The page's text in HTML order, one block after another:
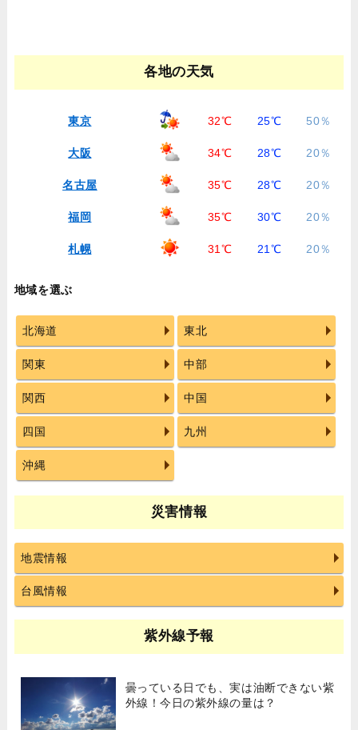
各地の天気
東京 32℃ 25℃ 50％
大阪 34℃ 28℃ 20％
名古屋 35℃ 28℃ 20％
福岡 35℃ 30℃ 20％
札幌 31℃ 21℃ 20％
地域を選ぶ
北海道 東北
関東 中部
関西 中国
四国 九州
沖縄
災害情報
地震情報
台風情報
紫外線予報
曇っている日でも、実は油断できない紫
外線！今日の紫外線の量は？